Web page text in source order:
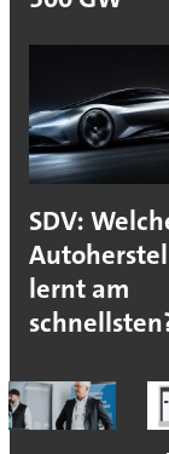
SDV:
lernt am